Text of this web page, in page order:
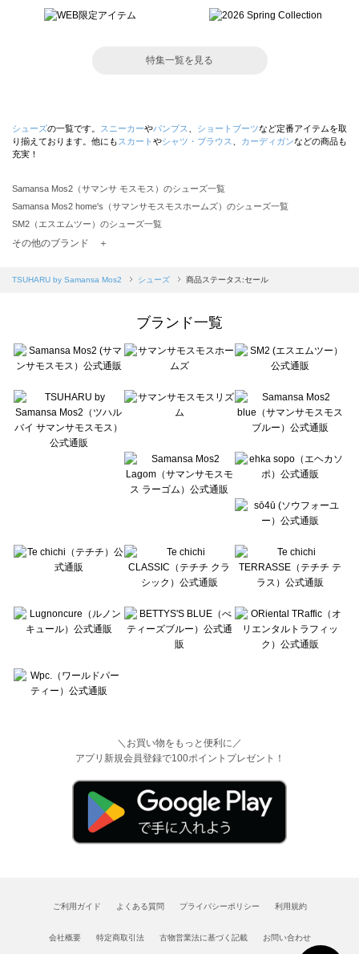
特集一覧を見る
シューズの一覧です。 スニーカーやパンプス ショートブーツなど定番アイテムを取
り揃えております。他にも スカート やシャツ・ブラウス カーディガンなどの商品も
充実！
Samansa Mos2（サマンサ モスモス）のシューズ一覧
Samansa Mos2 home's（サマンサモスモスホームズ）のシューズ一覧
SM2（エスエムツー）のシューズ一覧
TSUHARU by Samansa Mos2（ツハルバイサマンサモスモス）のシューズ一覧
Samansa Mos2 blue（サマンサモスモス ブルー）のシューズ一覧
sō4ū（ソウフォーユー）のシューズ一覧
Te chichi（テチチ）のシューズ一覧
Te chichi CLASSIC（テチチ クラシック）のシューズ一覧
Lugnoncure（ルノンキュール）のシューズ一覧
BETTY'S BLUE（べティーズブルー）のシューズ一覧
Wpc.（ワールドパーティー）のシューズ一覧
その他のブランド ＋
TSUHARU by Samansa Mos2 シューズ 商品ステータス:セール
ブランド一覧
＼お買い物をもっと便利に／
アプリ新規会員登録で100ポイントプレゼント！
ご利用ガイド よくある質問 プライバシーポリシー 利用規約
会社概要 特定商取引法 古物営業法に基づく記載 お問い合わせ